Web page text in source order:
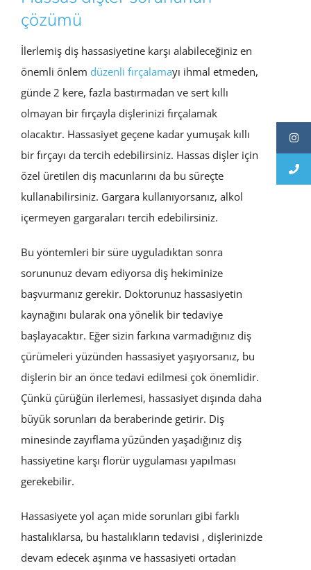
çözümü
İlerlemiş diş hassasiyetine karşı alabileceğiniz en
önemli önlem düzenli fırçalamayı ihmal etmeden,
günde 2 kere, fazla bastırmadan ve sert kıllı
olmayan bir fırçayla dişlerinizi fırçalamak
olacaktır. Hassasiyet geçene kadar yumuşak kıllı
bir fırçayı da tercih edebilirsiniz. Hassas dişler için
özel üretilen diş macunlarını da bu süreçte
kullanabilirsiniz. Gargara kullanıyorsanız, alkol
içermeyen gargaraları tercih edebilirsiniz.
Bu yöntemleri bir süre uyguladıktan sonra
sorununuz devam ediyorsa diş hekiminize
başvurmanız gerekir. Doktorunuz hassasiyetin
kaynağını bularak ona yönelik bir tedaviye
başlayacaktır. Eğer sizin farkına varmadığınız diş
çürümeleri yüzünden hassasiyet yaşıyorsanız, bu
dişlerin bir an önce tedavi edilmesi çok önemlidir.
Çünkü çürüğün ilerlemesi, hassasiyet dışında daha
büyük sorunları da beraberinde getirir. Diş
minesinde zayıflama yüzünden yaşadığınız diş
hassiyetine karşı florür uygulaması yapılması
gerekebilir.
Hassasiyete yol açan mide sorunları gibi farklı
hastalıklarsa, bu hastalıkların tedavisi , dişlerinizde
devam edecek aşınma ve hassasiyeti ortadan